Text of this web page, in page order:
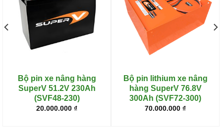
Bộ pin xe nâng hàng
SuperV 51.2V 230Ah
(SVF48-230)
20.000.000 ₫
Bộ pin lithium xe nâng
hàng SuperV 76.8V
300Ah (SVF72-300)
70.000.000 ₫